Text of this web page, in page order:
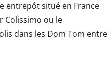
entrepôt situé en France
Colissimo ou le
dans les Dom Tom entre